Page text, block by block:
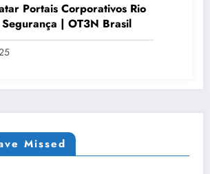
Portais Corporativos Rio
| OT3N Brasil
Missed